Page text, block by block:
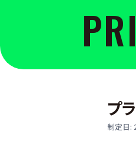
プ
制定日: